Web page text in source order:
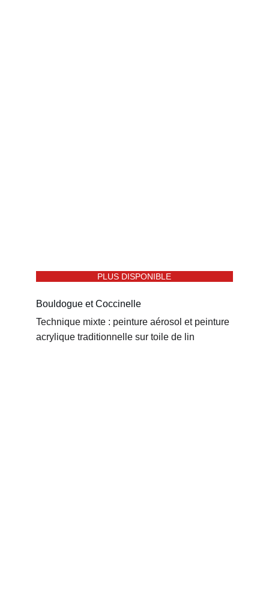
Bouldogue et Coccinelle
Technique mixte : peinture aérosol et peinture
acrylique traditionnelle sur toile de lin
PLUS DISPONIBLE